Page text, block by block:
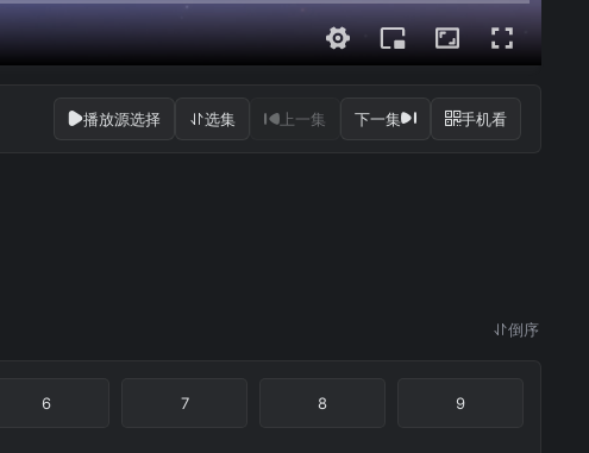
播放源选择 选集 上一集 下一集 手机看
倒序
6 7 8 9